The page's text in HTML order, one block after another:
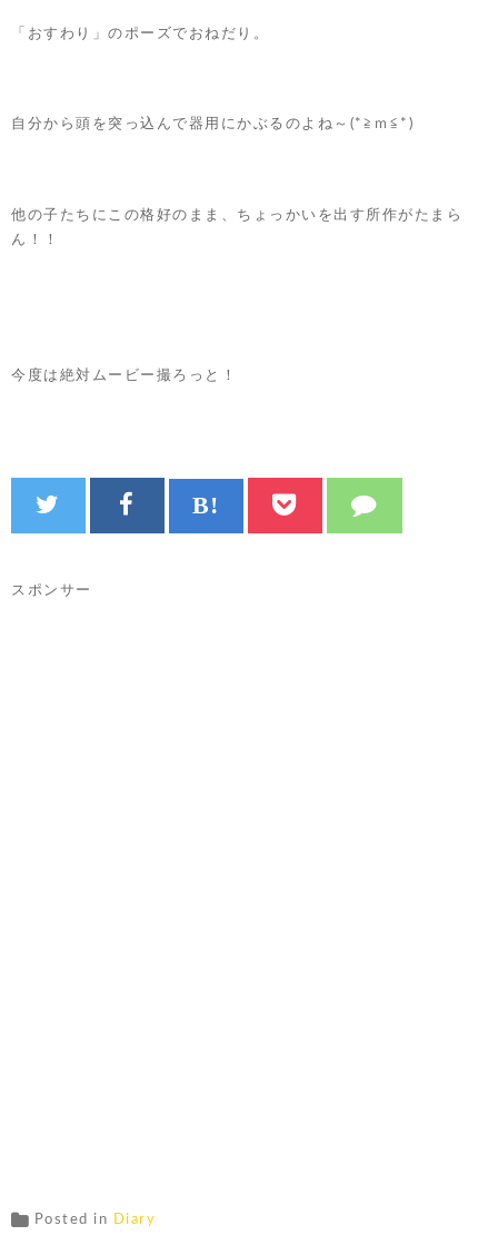
「おすわり」のポーズでおねだり。
自分から頭を突っ込んで器用にかぶるのよね～(*≧ｍ≦*)
他の子たちにこの格好のまま、ちょっかいを出す所作がたまら
ん！！
今度は絶対ムービー撮ろっと！
スポンサー
Posted in Diary